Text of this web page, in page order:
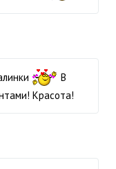
В
Красота!